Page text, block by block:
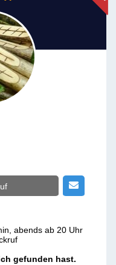
abends ab 20 Uhr
gefunden hast.